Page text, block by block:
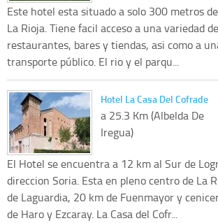
Este hotel esta situado a solo 300 metros
La Rioja. Tiene facil acceso a una variedad de
restaurantes, bares y tiendas, asi como a
transporte público. El rio y el parqu...
Hotel La Casa Del Cofrade
a 25.3 Km (Albelda De
Iregua)
El Hotel se encuentra a 12 km al Sur de
direccion Soria. Esta en pleno centro de La
de Laguardia, 20 km de Fuenmayor y
de Haro y Ezcaray. La Casa del Cofr...